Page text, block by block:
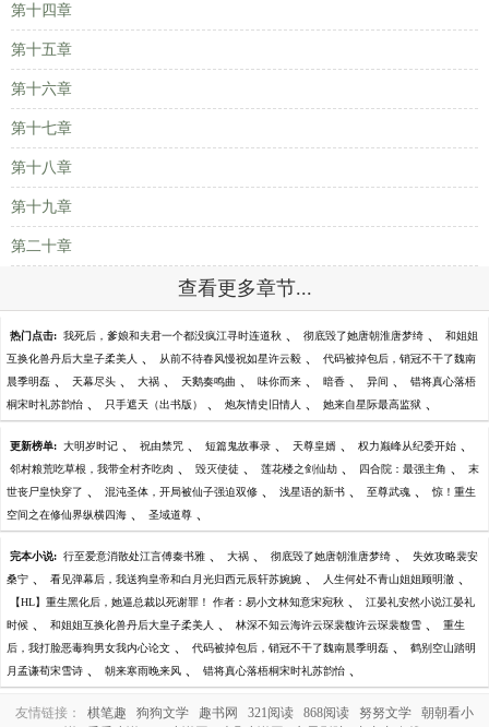
第十四章
第十五章
第十六章
第十七章
第十八章
第十九章
第二十章
查看更多章节...
热门点击: 我死后，爹娘和夫君一个都没疯江寻时连道秋 、 彻底毁了她唐朝淮唐梦绮 、 和姐姐
互换化兽丹后大皇子柔美人 、 从前不待春风慢祝如星许云毅 、 代码被掉包后，销冠不干了魏南
晨季明磊 、 天幕尽头 、 大祸 、 天鹅奏鸣曲 、 味你而来 、 暗香 、 异间 、 错将真心落梧
桐宋时礼苏韵怡 、 只手遮天（出书版） 、 炮灰情史旧情人 、 她来自星际最高监狱 、
更新榜单: 大明岁时记 、 祝由禁咒 、 短篇鬼故事录 、 天尊皇婿 、 权力巅峰从纪委开始 、
邻村粮荒吃草根，我带全村齐吃肉 、 毁灭使徒 、 莲花楼之剑仙劫 、 四合院：最强主角 、 末
世丧尸皇快穿了 、 混沌圣体，开局被仙子强迫双修 、 浅星语的新书 、 至尊武魂 、 惊！重生
空间之在修仙界纵横四海 、 圣域道尊 、
完本小说: 行至爱意消散处江言傅秦书雅 、 大祸 、 彻底毁了她唐朝淮唐梦绮 、 失效攻略裴安
桑宁 、 看见弹幕后，我送狗皇帝和白月光归西元辰轩苏婉婉 、 人生何处不青山姐姐顾明澈 、
【HL】重生黑化后，她逼总裁以死谢罪！ 作者：易小文林知意宋宛秋 、 江晏礼安然小说江晏礼
时候 、 和姐姐互换化兽丹后大皇子柔美人 、 林深不知云海许云琛裴馥许云琛裴馥雪 、 重生
后，我打脸恶毒狗男女我内心论文 、 代码被掉包后，销冠不干了魏南晨季明磊 、 鹤别空山踏明
月孟谦荀宋雪诗 、 朝来寒雨晚来风 、 错将真心落梧桐宋时礼苏韵怡 、
友情链接： 棋笔趣 狗狗文学 趣书网 321阅读 868阅读 努努文学
朝朝看小